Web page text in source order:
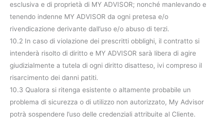
esclusiva e di proprietà di MY ADVISOR; nonché manlevando e
tenendo indenne MY ADVISOR da ogni pretesa e/o
rivendicazione derivante dall’uso e/o abuso di terzi.
10.2 In caso di violazione dei prescritti obblighi, il contratto si
intenderà risolto di diritto e MY ADVISOR sarà libera di agire
giudizialmente a tutela di ogni diritto disatteso, ivi compreso il
risarcimento dei danni patiti.
10.3 Qualora si ritenga esistente o altamente probabile un
problema di sicurezza o di utilizzo non autorizzato, My Advisor
potrà sospendere l’uso delle credenziali attribuite al Cliente.